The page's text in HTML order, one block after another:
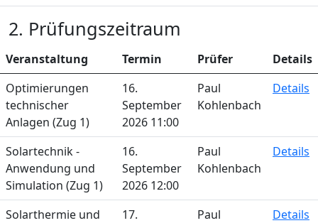
2. Prüfungszeitraum
Veranstaltung Termin Prüfer
Details
Optimierungen
technischer
Anlagen (Zug 1)
16.
September
2026 11:00
Paul
Kohlenbach
Details
Solartechnik -
Anwendung und
Simulation (Zug 1)
16.
September
2026 12:00
Paul
Kohlenbach
Details
Solarthermie und 17. Paul Details